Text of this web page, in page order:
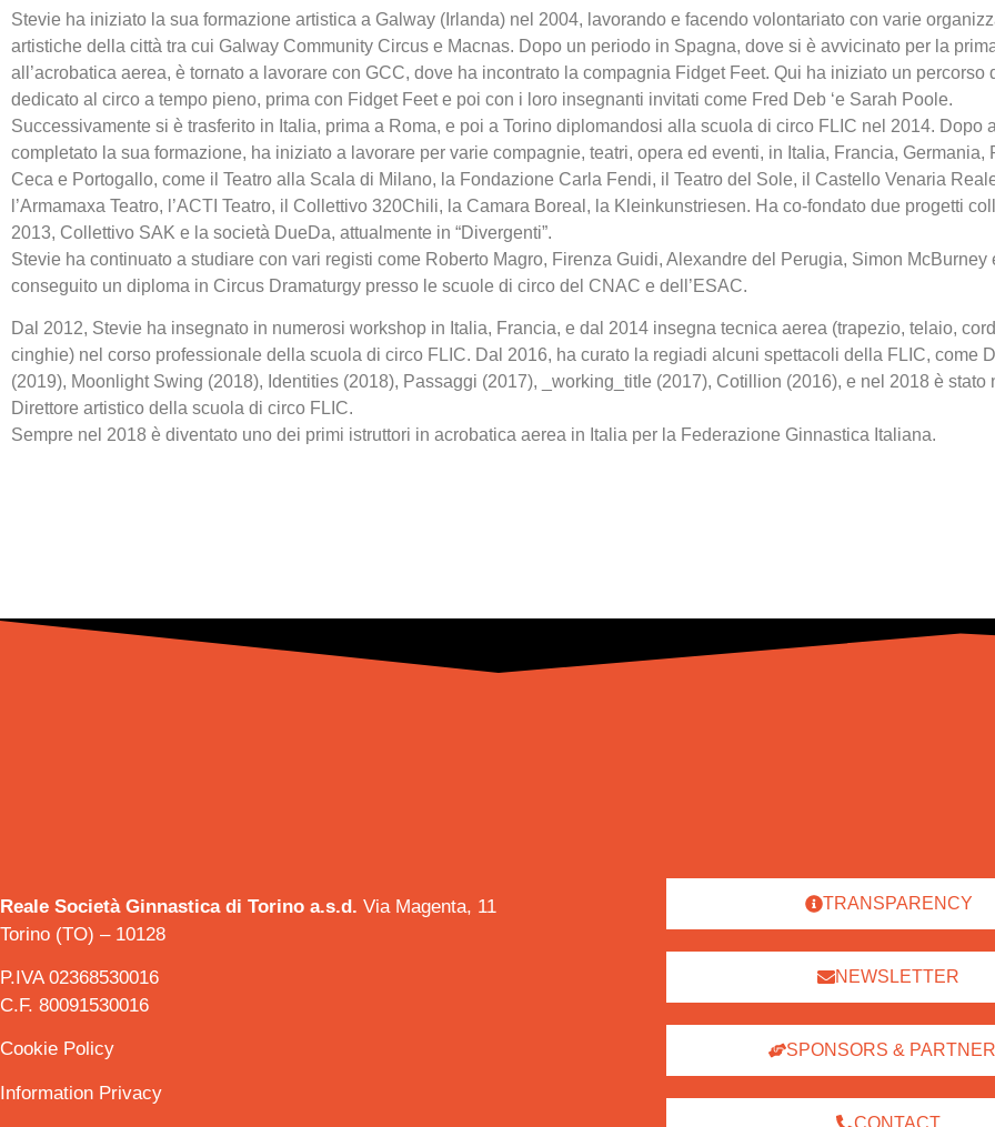
Stevie ha iniziato la sua formazione artistica a Galway (Irlanda) nel 2004, lavorando e facendo volontariato con varie
artistiche della città tra cui Galway Community Circus e Macnas. Dopo un periodo in Spagna, dove si è avvicinato per la
all’acrobatica aerea, è tornato a lavorare con GCC, dove ha incontrato la compagnia Fidget Feet. Qui ha iniziato un percorso
dedicato al circo a tempo pieno, prima con Fidget Feet e poi con i loro insegnanti invitati come Fred Deb ‘e Sarah Poole.
Successivamente si è trasferito in Italia, prima a Roma, e poi a Torino diplomandosi alla scuola di circo FLIC nel 2014. Dopo
completato la sua formazione, ha iniziato a lavorare per varie compagnie, teatri, opera ed eventi, in Italia, Francia, Germania,
Ceca e Portogallo, come il Teatro alla Scala di Milano, la Fondazione Carla Fendi, il Teatro del Sole, il Castello Venaria
l’Armamaxa Teatro, l’ACTI Teatro, il Collettivo 320Chili, la Camara Boreal, la Kleinkunstriesen. Ha co-fondato due progetti
2013, Collettivo SAK e la società DueDa, attualmente in “Divergenti”.
Stevie ha continuato a studiare con vari registi come Roberto Magro, Firenza Guidi, Alexandre del Perugia, Simon McBurney
conseguito un diploma in Circus Dramaturgy presso le scuole di circo del CNAC e dell’ESAC.
Dal 2012, Stevie ha insegnato in numerosi workshop in Italia, Francia, e dal 2014 insegna tecnica aerea (trapezio, telaio,
cinghie) nel corso professionale della scuola di circo FLIC. Dal 2016, ha curato la regiadi alcuni spettacoli della FLIC, come
(2019), Moonlight Swing (2018), Identities (2018), Passaggi (2017), _working_title (2017), Cotillion (2016), e nel 2018 è stato
Direttore artistico della scuola di circo FLIC.
Sempre nel 2018 è diventato uno dei primi istruttori in acrobatica aerea in Italia per la Federazione Ginnastica Italiana.
Reale Società Ginnastica di Torino a.s.d. Via Magenta, 11
Torino (TO) – 10128
P.IVA 02368530016
C.F. 80091530016
Cookie Policy
Information Privacy
TRANSPARENCY
NEWSLETTER
SPONSORS &